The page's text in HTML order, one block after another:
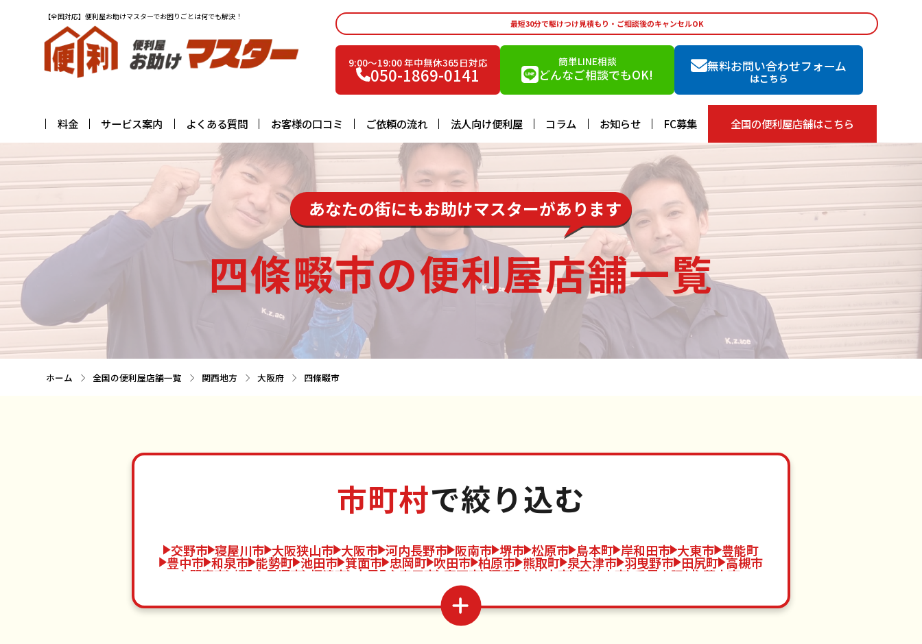
【全国対応】便利屋お助けマスターでお困りごとは何でも解決！
最短30分で駆けつけ見積もり・ご相談後のキャンセルOK
9:00〜19:00 年中無休365日対応
050-1869-0141
簡単LINE相談
どんなご相談でもOK!
無料お問い合わせフォーム
はこちら
料金 サービス案内 よくある質問 お客様の口コミ ご依頼の流れ 法人向け便利屋 コラム お知らせ FC募集 全国の便利屋店舗はこちら
あなたの街にもお助けマスターがあります
四條畷市の便利屋店舗一覧
ホーム 全国の便利屋店舗一覧 関西地方 大阪府 四條畷市
市町村で絞り込む
交野市 寝屋川市 大阪狭山市 大阪市 河内長野市 阪南市 堺市 松原市 島本町 岸和田市 大東市 豊能町
豊中市 和泉市 能勢町 池田市 箕面市 忠岡町 吹田市 柏原市 熊取町 泉大津市 羽曳野市 田尻町 高槻市
門真市 岬町 貝塚市 摂津市 太子町 守口市 高石市 河南町 枚方市 藤井寺市 千早赤阪村 茨木市
泉南市